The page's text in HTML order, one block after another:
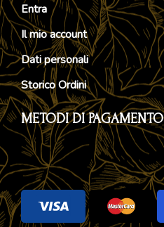
Entra
Il mio account
Dati personali
Storico Ordini
METODI DI PAGAMENTO